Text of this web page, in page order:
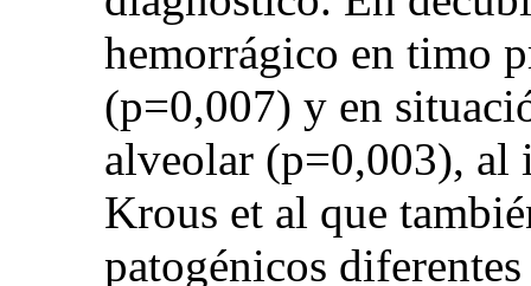
hemorrágico en timo
(p=0,007) y en
alveolar (p=0,003), al
Krous et al que
patogénicos